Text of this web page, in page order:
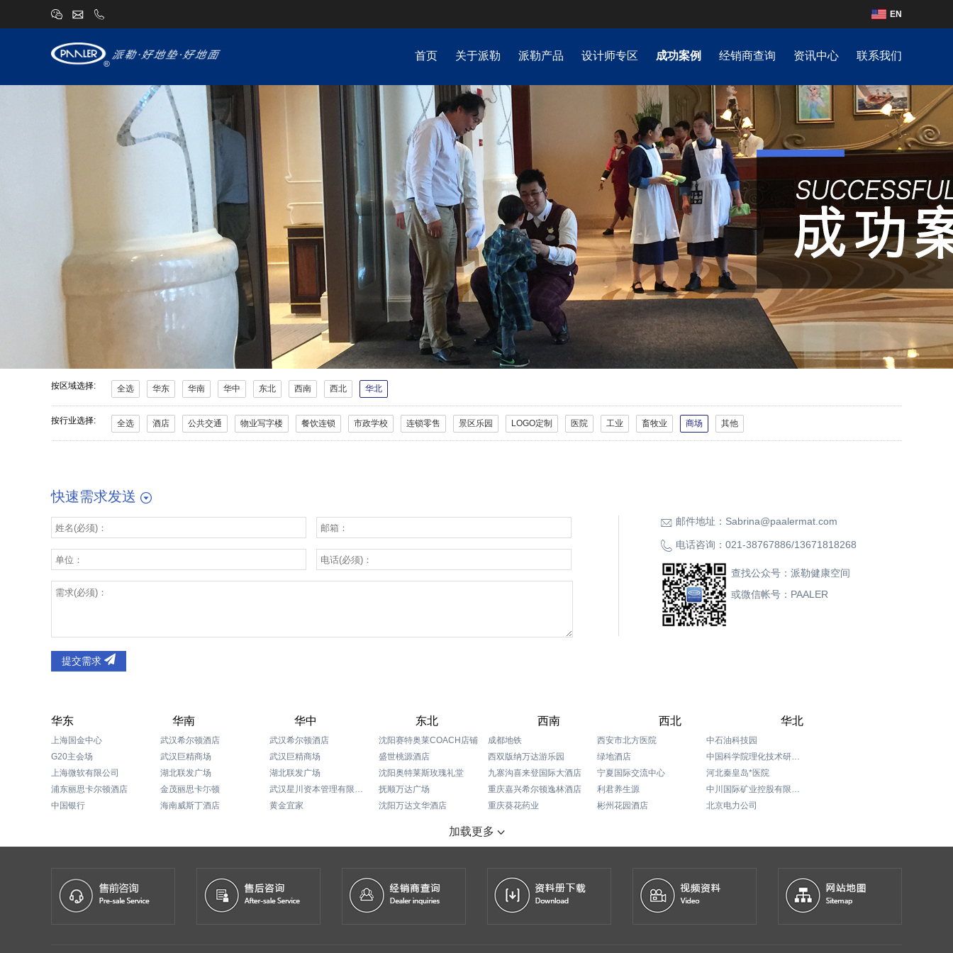
EN
首页 关于派勒 派勒产品 设计师专区 成功案例 经销商查询 资讯中心 联系我们
按区域选择: 全选 华东 华南 华中 东北 西南 西北 华北
按行业选择: 全选 酒店 公共交通 物业写字楼 餐饮连锁 市政学校 连锁零售 景区乐园 LOGO定制 医院 工业 畜牧业 商场 其他
快速需求发送
提交需求
邮件地址： Sabrina@paalermat.com
电话咨询： 021-38767886/13671818268
查找公众号：派勒健康空间
或微信帐号：PAALER
华东 华南 华中 东北 西南 西北 华北
上海国金中心
G20主会场
上海微软有限公司
浦东丽思卡尔顿酒店
中国银行
上海浦东嘉里中心
中国储备粮管理总公司
武汉希尔顿酒店
武汉巨精商场
湖北联发广场
金茂丽思卡尓顿
海南威斯丁酒店
东莞市维也娜酒店
三亚格林豪泰酒店
武汉希尔顿酒店
武汉巨精商场
湖北联发广场
武汉星川资本管理有限公司
黄金宜家
长沙时代奥特莱斯购物中心
长沙瑞吉酒店
沈阳赛特奥莱COACH店铺
盛世桃源酒店
沈阳奥特莱斯玫瑰礼堂
抚顺万达广场
沈阳万达文华酒店
锦州会展中心
成都地铁
西双版纳万达游乐园
九寨沟喜来登国际大酒店
重庆嘉兴希尔顿逸林酒店
重庆葵花药业
重庆希尔顿逸林酒店
首座万豪
成都帝盛君豪酒店
西安市北方医院
绿地酒店
宁夏国际交流中心
利君养生源
彬州花园酒店
中石油科技园
中国科学院理化技术研究所
河北秦皇岛*医院
中川国际矿业控股有限公司
北京电力公司
神舟租车
SOHO世纪大道项目部
加载更多